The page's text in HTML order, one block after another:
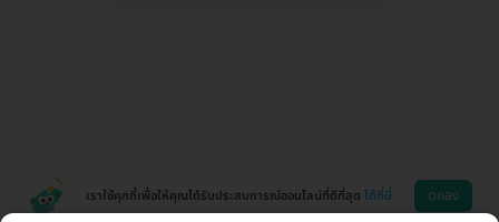
เราใช้คุกกี้เพื่อให้คุณได้รับประสบการณ์ออนไลน์ที่ดีที่สุด ได้ที่นี่ ตกลง